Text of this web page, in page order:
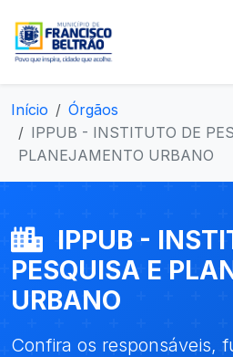
Início
Órgãos
IPPUB - INSTITUTO DE
PLANEJAMENTO URBANO
IPPUB -
PESQUISA E
URBANO
Confira os responsáveis,